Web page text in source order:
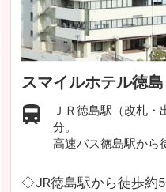
スマイルホテル徳島
ＪＲ徳島駅（改札
分。
高速バス徳島駅から
◇JR徳島駅から徒歩約